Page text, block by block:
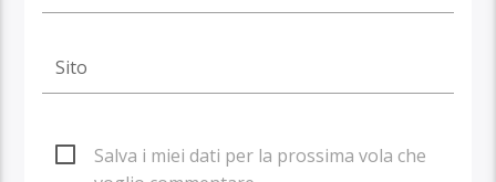
Salva i miei dati per la prossima vola che